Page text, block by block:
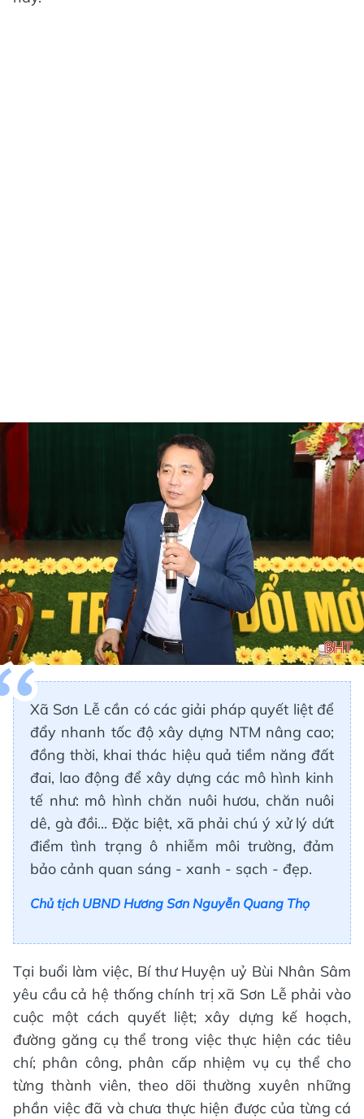
Xã Sơn Lễ cần có các giải pháp quyết liệt để
đẩy nhanh tốc độ xây dựng NTM nâng cao;
đồng thời, khai thác hiệu quả tiềm năng đất
đai, lao động để xây dựng các mô hình kinh
tế như: mô hình chăn nuôi hươu, chăn nuôi
dê, gà đồi... Đặc biệt, xã phải chú ý xử lý dứt
điểm tình trạng ô nhiễm môi trường, đảm
bảo cảnh quan sáng - xanh - sạch - đẹp.
Chủ tịch UBND Hương Sơn Nguyễn Quang Thọ
Tại buổi làm việc, Bí thư Huyện uỷ Bùi Nhân Sâm
yêu cầu cả hệ thống chính trị xã Sơn Lễ phải vào
cuộc một cách quyết liệt; xây dựng kế hoạch,
đường găng cụ thể trong việc thực hiện các tiêu
chí; phân công, phân cấp nhiệm vụ cụ thể cho
từng thành viên, theo dõi thường xuyên những
phần việc đã và chưa thực hiện được của từng cá